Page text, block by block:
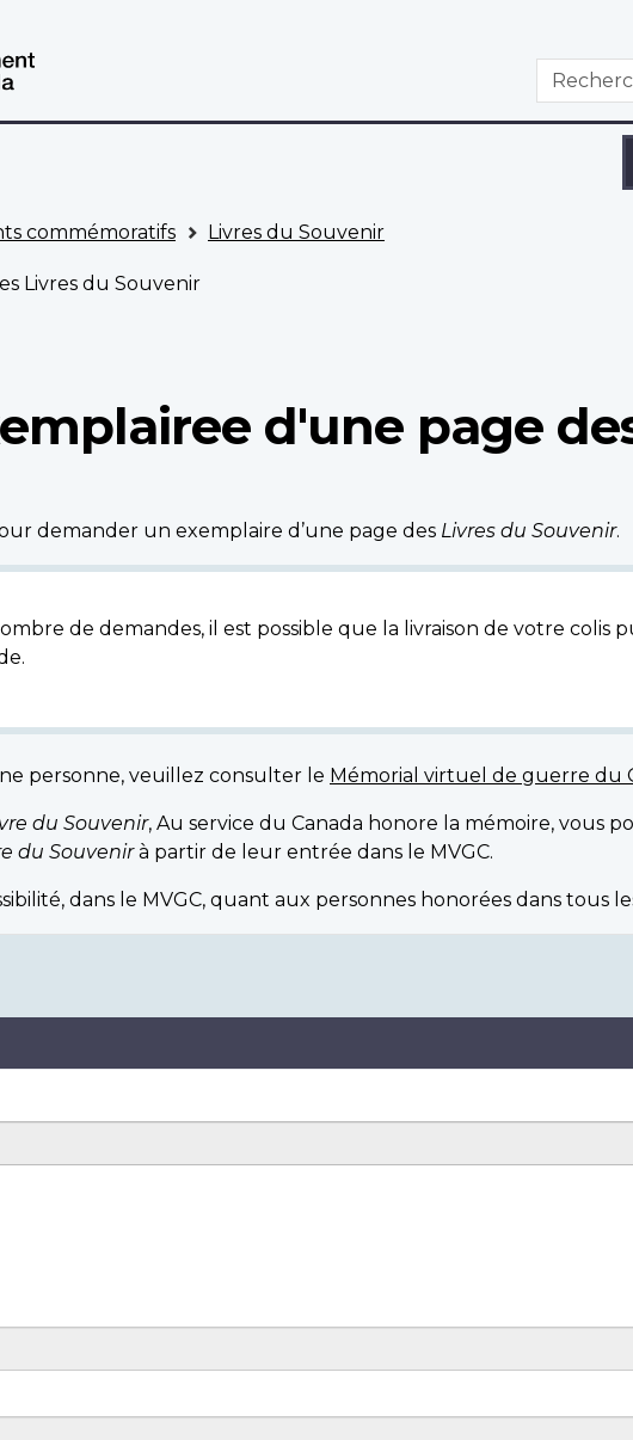
WxT
commémoratifs Livres du Souvenir
Livres du Souvenir
d'une page
demander un exemplaire d’une page des Livres du Souvenir.
de demandes, il est possible que la livraison de votre colis
personne, veuillez consulter le Mémorial virtuel de guerre du
du Souvenir, Au service du Canada honore la mémoire, vous
du Souvenirà partir de leur entrée dans le MVGC.
dans le MVGC, quant aux personnes honorées dans tous